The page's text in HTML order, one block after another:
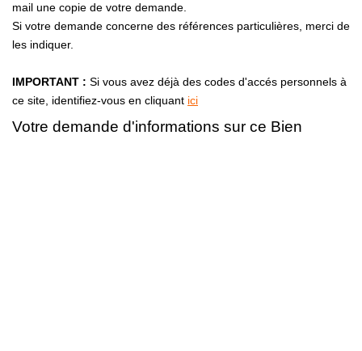
mail une copie de votre demande.
Si votre demande concerne des références particulières, merci de
les indiquer.
IMPORTANT : Si vous avez déjà des codes d'accés personnels à
ce site, identifiez-vous en cliquant ici
Votre demande d'informations sur ce Bien